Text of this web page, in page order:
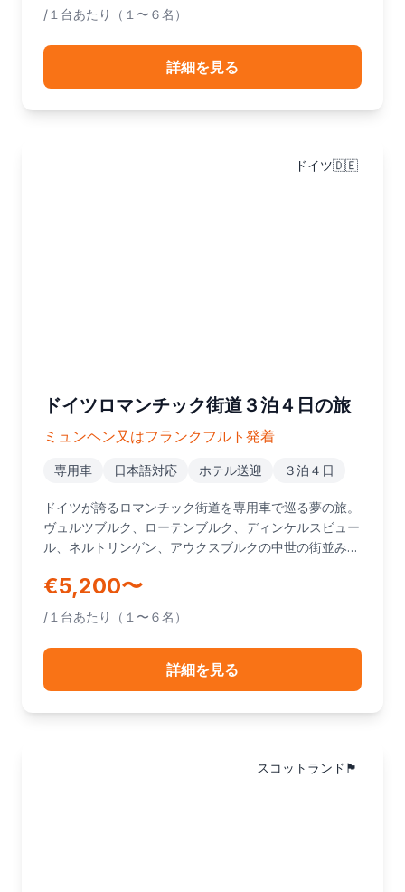
/１台あたり（１〜６名）
詳細を見る
ドイツ🇩🇪
ドイツロマンチック街道３泊４日の旅
ミュンヘン又はフランクフルト発着
専用車 日本語対応 ホテル送迎 ３泊４日
ドイツが誇るロマンチック街道を専用車で巡る夢の旅。
ヴュルツブルク、ローテンブルク、ディンケルスビュー
ル、ネルトリンゲン、アウクスブルクの中世の街並みを
会で締めくくる感動の４日間です。ミュンヘン発・フラ
€5,200〜
/１台あたり（１〜６名）
詳細を見る
スコットランド🏴󠁧󠁢󠁳󠁣󠁴󠁿